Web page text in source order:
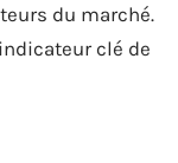
du marché.
clé de